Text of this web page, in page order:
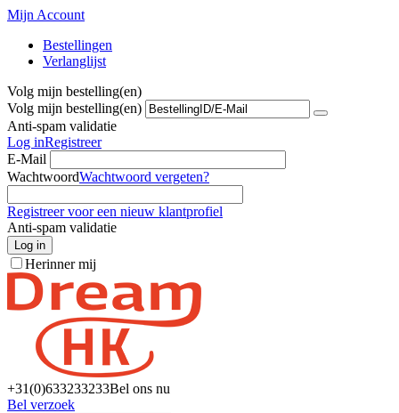
Mijn Account
Bestellingen
Verlanglijst
Volg mijn bestelling(en)
Volg mijn bestelling(en)
Anti-spam validatie
Log inRegistreer
E-Mail
WachtwoordWachtwoord vergeten?
Registreer voor een nieuw klantprofiel
Anti-spam validatie
Log in
Herinner mij
+31(0)633233233Bel ons nu
Bel verzoek